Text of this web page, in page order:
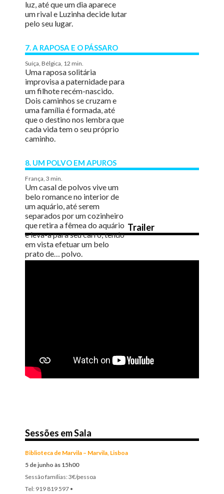
luz, até que um dia aparece
um rival e Luzinha decide lutar
pelo seu lugar.
7. A RAPOSA E O PÁSSARO
Suíça, Bélgica, 12 min.
Uma raposa solitária
improvisa a paternidade para
um filhote recém-nascido.
Dois caminhos se cruzam e
uma família é formada, até
que o destino nos lembra que
cada vida tem o seu próprio
caminho.
8. UM POLVO EM APUROS
França, 3 min.
Um casal de polvos vive um
belo romance no interior de
um aquário, até serem
separados por um cozinheiro
que retira a fêmea do aquário
e leva-a para seu carro, tendo
em vista efetuar um belo
prato de… polvo.
Trailer
Sessões em Sala
Biblioteca de Marvila – Marvila, Lisboa
5 de junho às 15h00
Sessão famílias: 3€/pessoa
Tel: 919 819 597 •